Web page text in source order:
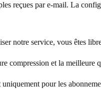
reçues par e-mail. La
notre service, vous êtes
compression et la meilleure
pour les